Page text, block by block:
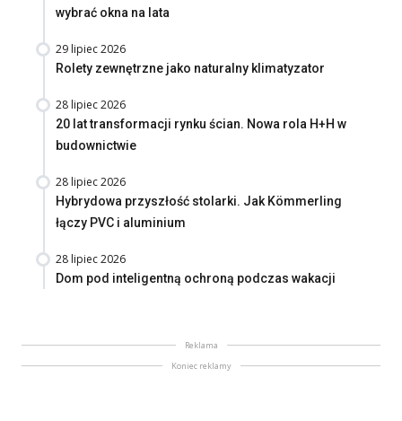
wybrać okna na lata
29 lipiec 2026
Rolety zewnętrzne jako naturalny klimatyzator
28 lipiec 2026
20 lat transformacji rynku ścian. Nowa rola H+H w
budownictwie
28 lipiec 2026
Hybrydowa przyszłość stolarki. Jak Kömmerling
łączy PVC i aluminium
28 lipiec 2026
Dom pod inteligentną ochroną podczas wakacji
Reklama
Koniec reklamy